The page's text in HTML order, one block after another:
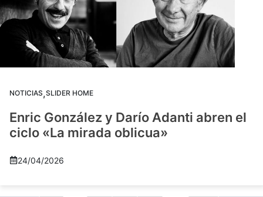
NOTICIAS,SLIDER HOME
Enric González y Darío Adanti abren el
ciclo «La mirada oblicua»
24/04/2026